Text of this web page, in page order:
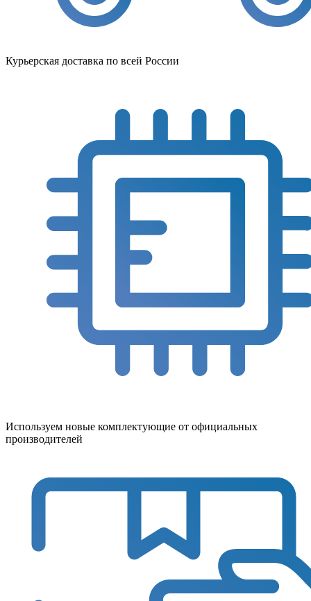
Курьерская доставка по всей России
Используем новые комплектующие от официальных
производителей